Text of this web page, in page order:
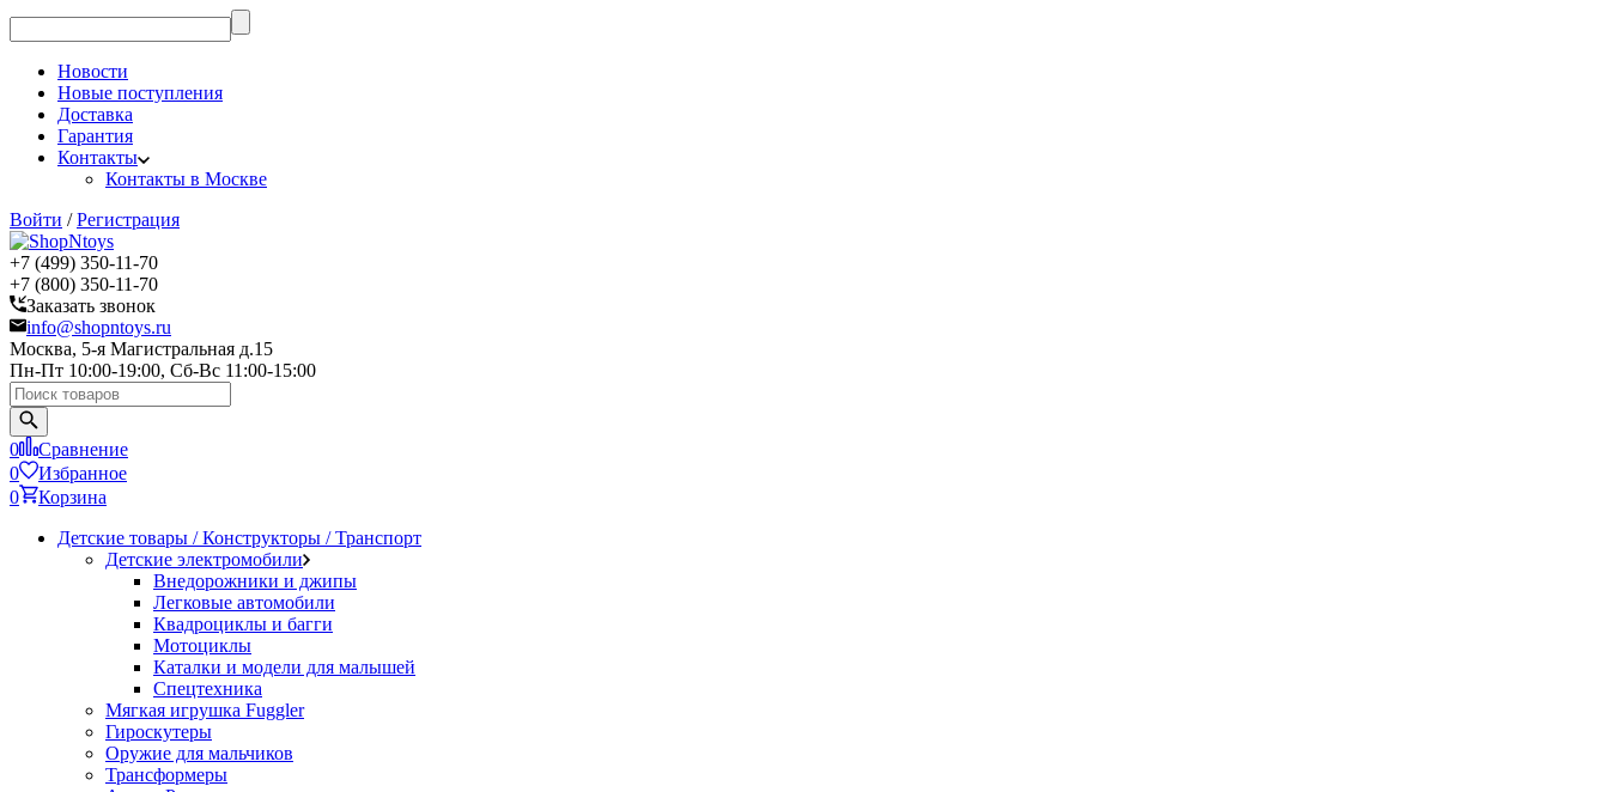
Новости
Новые поступления
Доставка
Гарантия
Контакты
Контакты в Москве
Войти /Регистрация
+7 (499) 350-11-70
+7 (800) 350-11-70
Заказать звонок
info@shopntoys.ru
Москва, 5-я Магистральная д.15
Пн-Пт 10:00-19:00, Сб-Вс 11:00-15:00
0
Сравнение
0
Избранное
0
Корзина
Детские товары / Конструкторы / Транспорт
Детские электромобили
Внедорожники и джипы
Легковые автомобили
Квадроциклы и багги
Мотоциклы
Каталки и модели для малышей
Спецтехника
Мягкая игрушка Fuggler
Гироскутеры
Оружие для мальчиков
Трансформеры